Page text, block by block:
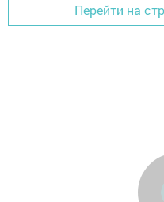
Перейти на